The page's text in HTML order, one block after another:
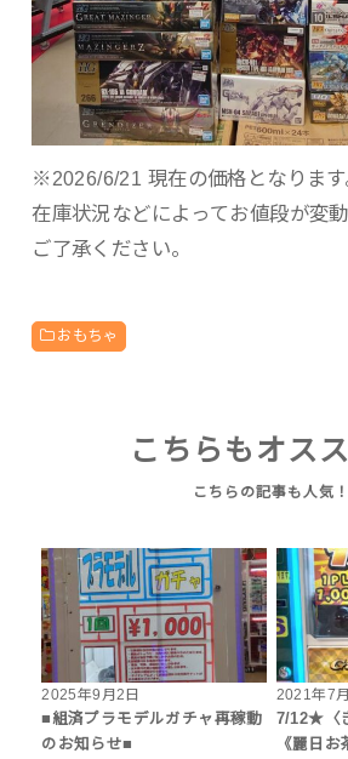
※2026/6/21 現在の価格となります
在庫状況などによってお値段が変
ご了承ください。
おもちゃ
こちらもオスス
2025年9月2日
■組済プラモデルガチャ再稼動
のお知らせ■
2021年7
7/12★〈
《麗日